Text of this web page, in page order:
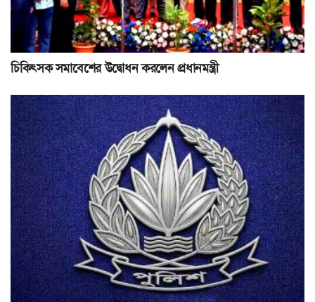
চিকিৎসক সমাবেশের উদ্বোধন করলেন প্রধানমন্ত্রী